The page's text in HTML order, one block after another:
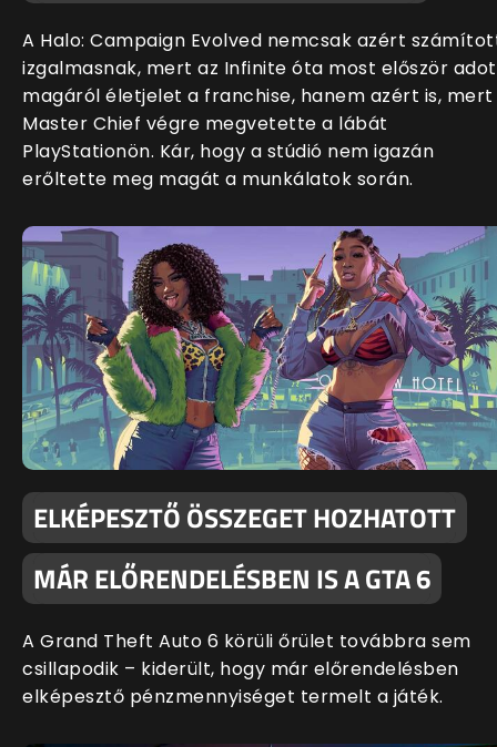
A Halo: Campaign Evolved nemcsak azért
izgalmasnak, mert az Infinite óta most először
magáról életjelet a franchise, hanem azért is, mert
Master Chief végre megvetette a lábát
PlayStationön. Kár, hogy a stúdió nem igazán
erőltette meg magát a munkálatok során.
ELKÉPESZTŐ ÖSSZEGET HOZHATOTT
MÁR ELŐRENDELÉSBEN IS A GTA 6
A Grand Theft Auto 6 körüli őrület továbbra sem
csillapodik – kiderült, hogy már előrendelésben
elképesztő pénzmennyiséget termelt a játék.